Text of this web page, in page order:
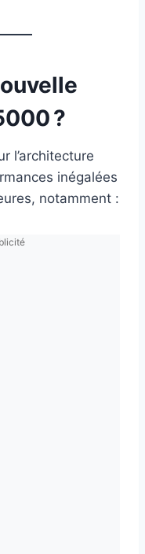
?
l’architecture
inégalées
notamment :